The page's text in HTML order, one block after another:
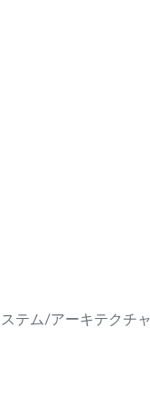
テム/アーキテクチ